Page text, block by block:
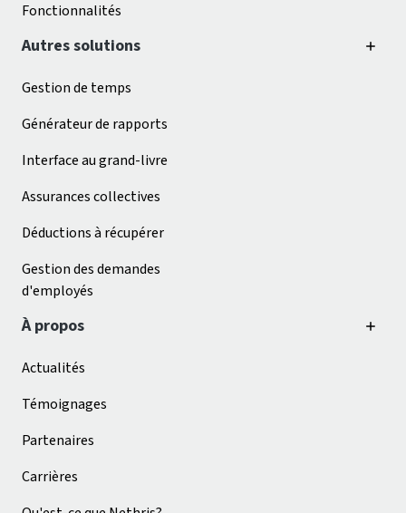
Fonctionnalités
Autres solutions
Gestion de temps
Générateur de rapports
Interface au grand-livre
Assurances collectives
Déductions à récupérer
Gestion des demandes
d'employés
À propos
Actualités
Témoignages
Partenaires
Carrières